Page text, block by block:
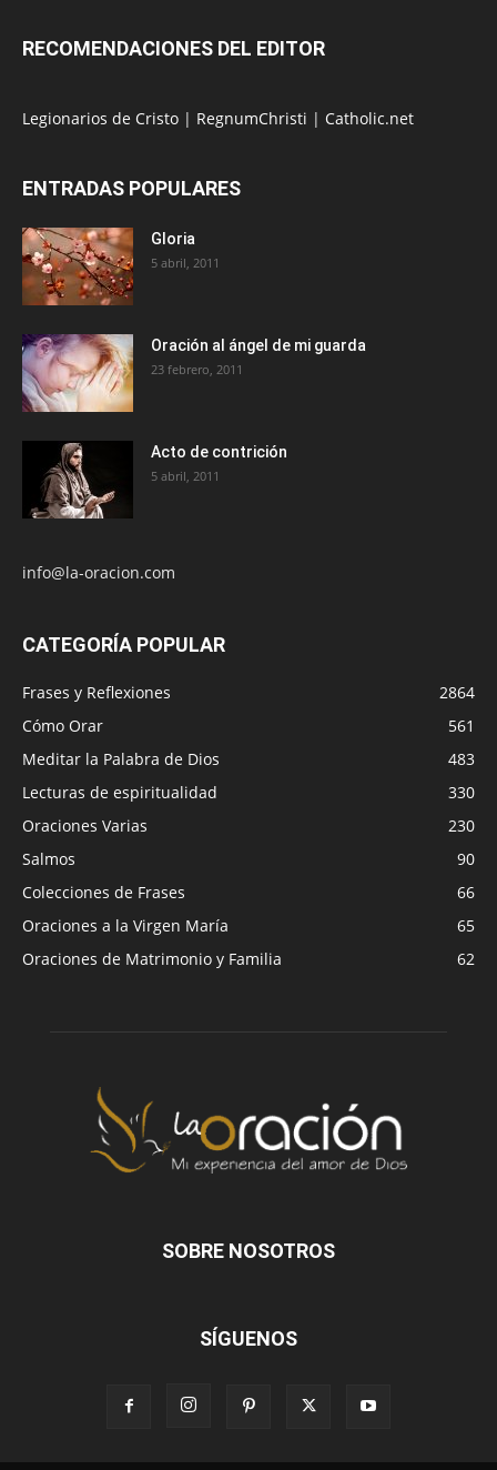
RECOMENDACIONES DEL EDITOR
Legionarios de Cristo | RegnumChristi | Catholic.net
ENTRADAS POPULARES
Gloria
5 abril, 2011
Oración al ángel de mi guarda
23 febrero, 2011
Acto de contrición
5 abril, 2011
info@la-oracion.com
CATEGORÍA POPULAR
Frases y Reflexiones
2864
Cómo Orar
561
Meditar la Palabra de Dios
483
Lecturas de espiritualidad
330
Oraciones Varias
230
Salmos
90
Colecciones de Frases
66
Oraciones a la Virgen María
65
Oraciones de Matrimonio y Familia
62
SOBRE NOSOTROS
SÍGUENOS